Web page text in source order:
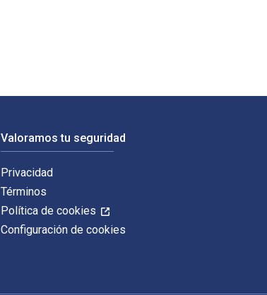
Valoramos tu seguridad
Privacidad
Términos
Política de cookies
Configuración de cookies